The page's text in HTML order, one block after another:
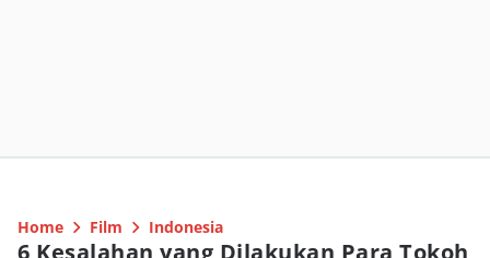
Home Film Indonesia
6 Kesalahan yang Dilakukan Para Tokoh